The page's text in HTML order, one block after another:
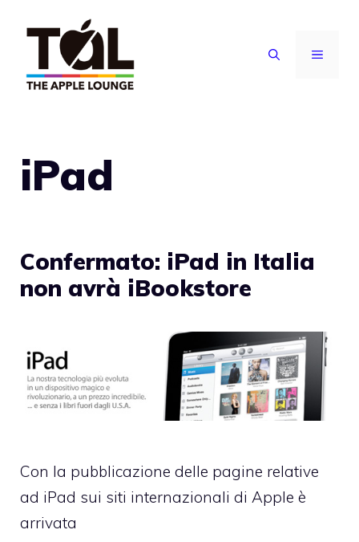
contenuto
MENU
iPad
Confermato: iPad in Italia
non avrà iBookstore
Con la pubblicazione delle pagine relative
ad iPad sui siti internazionali di Apple è
arrivata